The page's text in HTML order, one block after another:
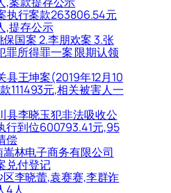
执行案款263806.54元
,提存公示
保国案 2.李朋欢案 3.张
罪所得罪一案 限期认领
县王坤案(2019年12月10
111493元,相关被害人一
县李晓玉犯非法吸收公
行到位600793.41元,95
偿
嵩林电子商务有限公司
兑付登记
区李晓蕾,袁赛赛,李群诈
4人